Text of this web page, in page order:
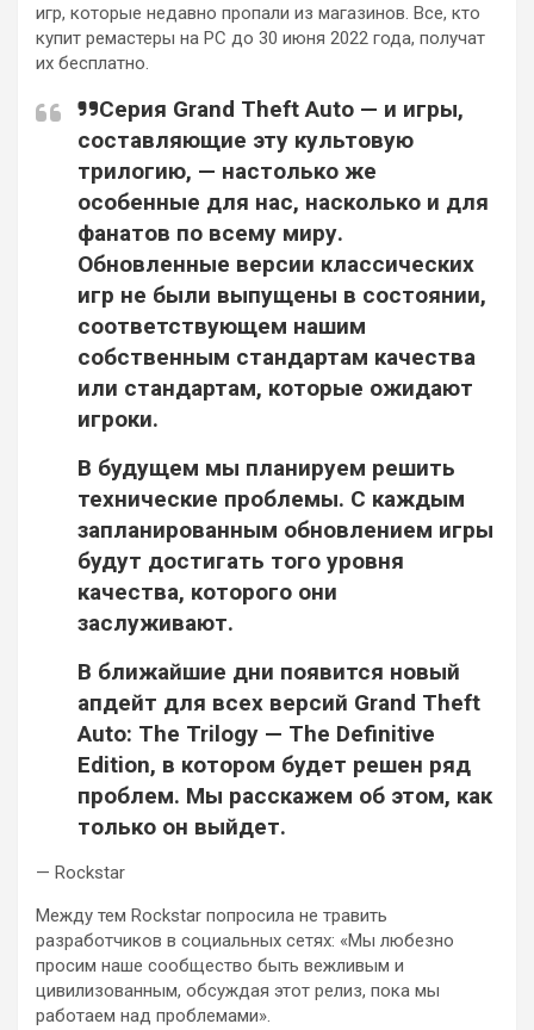
игр, которые недавно пропали из магазинов. Все, кто
купит ремастеры на PC до 30 июня 2022 года, получат
их бесплатно.
Серия Grand Theft Auto — и игры,
составляющие эту культовую
трилогию, — настолько же
особенные для нас, насколько и для
фанатов по всему миру.
Обновленные версии классических
игр не были выпущены в состоянии,
соответствующем нашим
собственным стандартам качества
или стандартам, которые ожидают
игроки.
В будущем мы планируем решить
технические проблемы. С каждым
запланированным обновлением игры
будут достигать того уровня
качества, которого они
заслуживают.
В ближайшие дни появится новый
апдейт для всех версий Grand Theft
Auto: The Trilogy — The Definitive
Edition, в котором будет решен ряд
проблем. Мы расскажем об этом, как
только он выйдет.
— Rockstar
Между тем Rockstar попросила не травить
разработчиков в социальных сетях: «Мы любезно
просим наше сообщество быть вежливым и
цивилизованным, обсуждая этот релиз, пока мы
работаем над проблемами».